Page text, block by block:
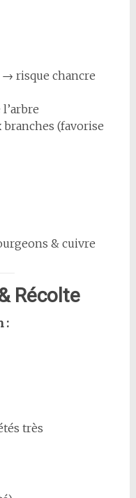
risque chancre
(favorise
& cuivre
Récolte
:
très